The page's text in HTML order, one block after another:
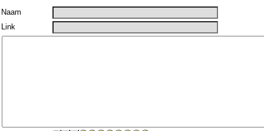
Naam
Link